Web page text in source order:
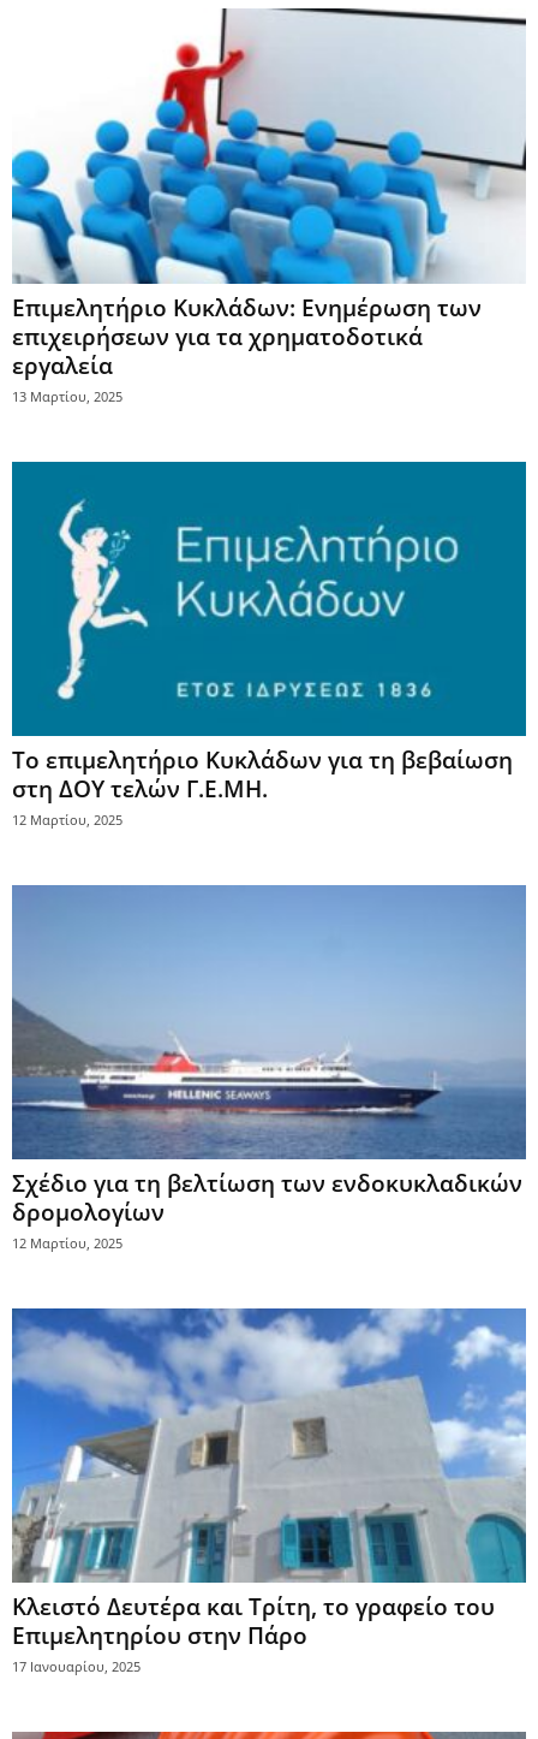
Επιμελητήριο Κυκλάδων: Ενημέρωση των
επιχειρήσεων για τα χρηματοδοτικά
εργαλεία
13 Μαρτίου, 2025
Το επιμελητήριο Κυκλάδων για τη βεβαίωση
στη ΔΟΥ τελών Γ.Ε.ΜΗ.
12 Μαρτίου, 2025
Σχέδιο για τη βελτίωση των ενδοκυκλαδικών
δρομολογίων
12 Μαρτίου, 2025
Κλειστό Δευτέρα και Τρίτη, το γραφείο του
Επιμελητηρίου στην Πάρο
17 Ιανουαρίου, 2025